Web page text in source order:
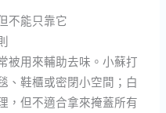
不能只靠它
被用來輔助去味。小蘇打
、鞋櫃或密閉小空間；白
，但不適合拿來掩蓋所有